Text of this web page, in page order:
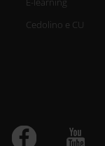
Cedolino e CU